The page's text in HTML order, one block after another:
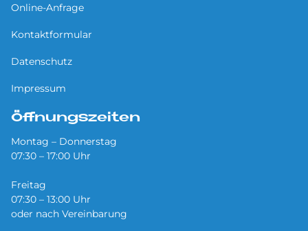
Online-Anfrage
Kontaktformular
Datenschutz
Impressum
Öffnungszeiten
Montag – Donnerstag
07:30 – 17:00 Uhr
Freitag
07:30 – 13:00 Uhr
oder nach Vereinbarung